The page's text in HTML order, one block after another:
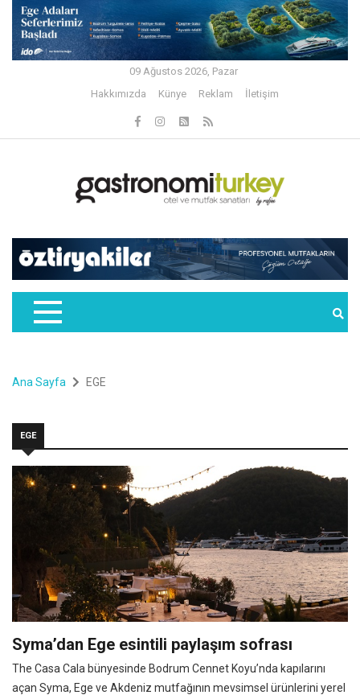
09 Ağustos 2026, Pazar
Hakkımızda
Künye Reklam İletişim
Ana Sayfa EGE
EGE
Syma’dan Ege esintili paylaşım sofrası
The Casa Cala bünyesinde Bodrum Cennet Koyu’nda kapılarını
açan Syma, Ege ve Akdeniz mutfağının mevsimsel ürünlerini yerel